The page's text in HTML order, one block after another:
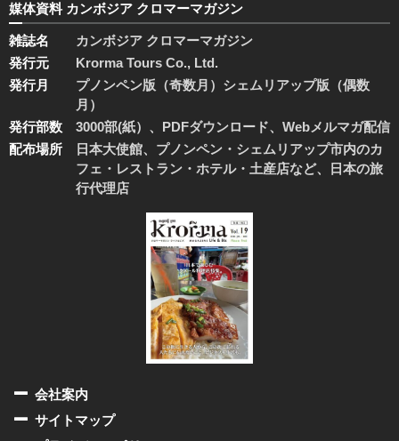
媒体資料 カンボジア クロマーマガジン
雑誌名
カンボジア クロマーマガジン
発行元
Krorma Tours Co., Ltd.
発行月
プノンペン版（奇数月）シェムリアップ版（偶数
月）
発行部数
3000部(紙）、PDFダウンロード、Webメルマガ配信
配布場所
日本大使館、プノンペン・シェムリアップ市内のカ
フェ・レストラン・ホテル・土産店など、日本の旅
行代理店
会社案内
サイトマップ